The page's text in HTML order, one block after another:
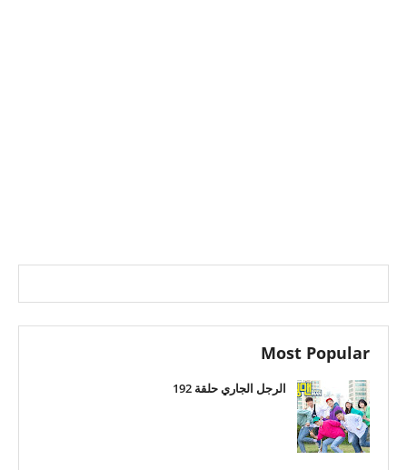
Most Popular
الرجل الجاري حلقة 192